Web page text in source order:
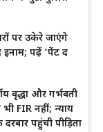
पर उकेरे जाएंगे
पढ़ें ‘पेंट द
वृद्धा और गर्भवती
FIR नहीं; न्याय
पहुंची पीड़िता